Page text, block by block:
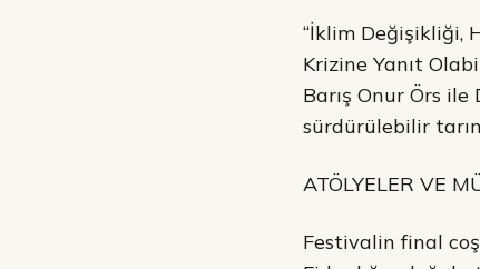
“İklim Değişikliği,
Krizine Yanıt
Barış Onur Örs
sürdürülebilir
ATÖLYELER VE
Festivalin final